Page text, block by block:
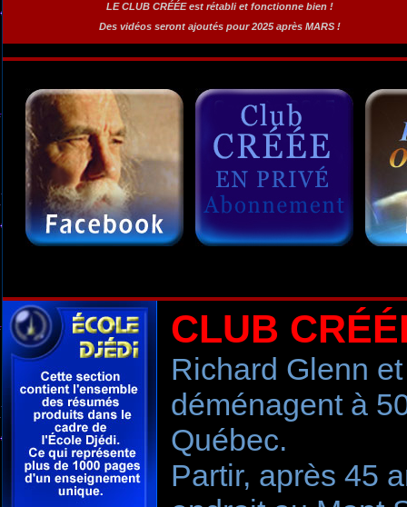
LE CLUB CRÉÉE est rétabli et fonctionne bien !
Des vidéos seront ajoutés pour 2025 après MARS !
CLUB
Richard Glenn
déménagent à
Québec.
Partir, après 45